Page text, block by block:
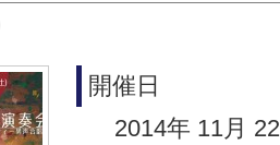
開催日
2014年 11月